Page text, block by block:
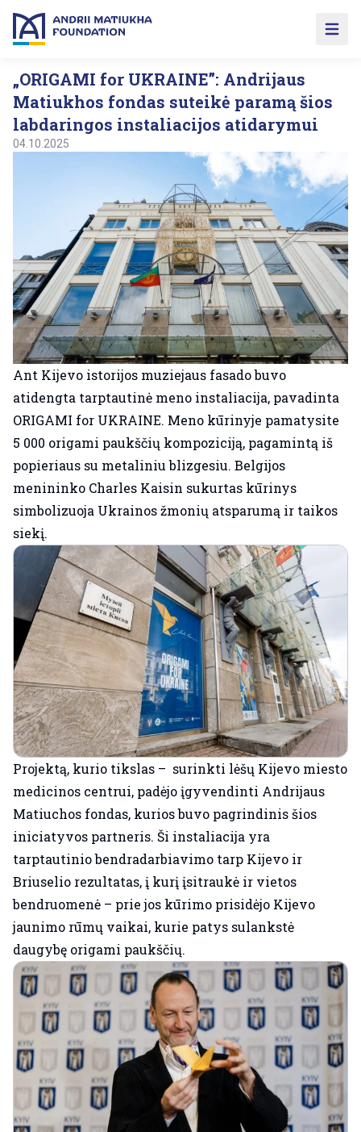
Open
„ORIGAMI for UKRAINE”: Andrijaus
Matiukhos fondas suteikė paramą šios
labdaringos instaliacijos atidarymui
04.10.2025
Ant Kijevo istorijos muziejaus fasado buvo
atidengta tarptautinė meno instaliacija, pavadinta
ORIGAMI for UKRAINE. Meno kūrinyje pamatysite
5 000 origami paukščių kompoziciją, pagamintą iš
popieriaus su metaliniu blizgesiu. Belgijos
menininko Charles Kaisin sukurtas kūrinys
simbolizuoja Ukrainos žmonių atsparumą ir taikos
siekį.
Projektą, kurio tikslas – surinkti lėšų Kijevo miesto
medicinos centrui, padėjo įgyvendinti Andrijaus
Matiuchos fondas, kurios buvo pagrindinis šios
iniciatyvos partneris. Ši instaliacija yra
tarptautinio bendradarbiavimo tarp Kijevo ir
Briuselio rezultatas, į kurį įsitraukė ir vietos
bendruomenė – prie jos kūrimo prisidėjo Kijevo
jaunimo rūmų vaikai, kurie patys sulankstė
daugybę origami paukščių.